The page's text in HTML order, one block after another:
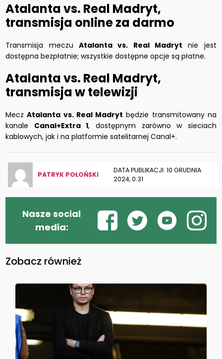
Atalanta vs. Real Madryt,
transmisja online za darmo
Transmisja meczu Atalanta vs. Real Madryt nie jest
dostępna bezpłatnie; wszystkie dostępne opcje są płatne.
Atalanta vs. Real Madryt,
transmisja w telewizji
MeczAtalanta vs. Real Madryt będzie transmitowany na
kanale Canal+Extra 1, dostępnym zarówno w sieciach
kablowych, jak i na platformie satelitarnej Canal+.
PATRYK POŁOŃSKI
DATA PUBLIKACJI: 10 GRUDNIA
2024, 0:31
Nasze social
media:
Zobacz również